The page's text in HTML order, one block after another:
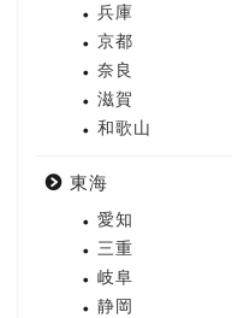
兵庫
京都
奈良
滋賀
和歌山
東海
愛知
三重
岐阜
静岡